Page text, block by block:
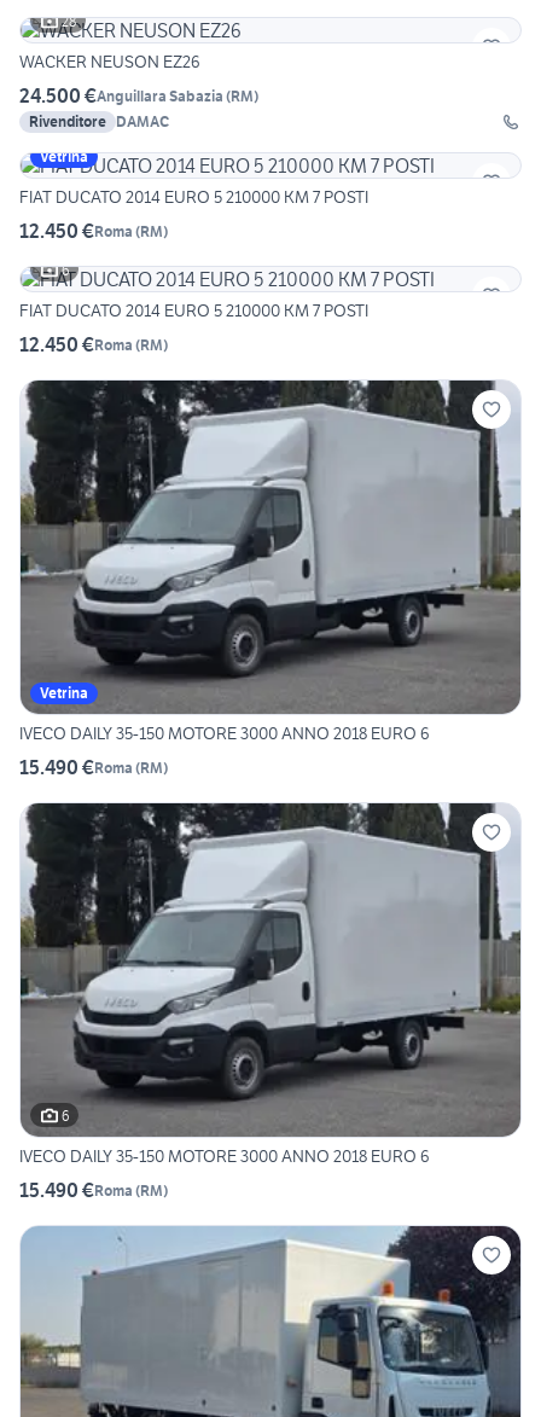
28
WACKER NEUSON EZ26
24.500 €Anguillara Sabazia (RM)
Rivenditore DAMAC
Vetrina
FIAT DUCATO 2014 EURO 5 210000 KM 7 POSTI
12.450 €Roma (RM)
6
FIAT DUCATO 2014 EURO 5 210000 KM 7 POSTI
12.450 €Roma (RM)
Vetrina
IVECO DAILY 35-150 MOTORE 3000 ANNO 2018 EURO 6
15.490 €Roma (RM)
6
IVECO DAILY 35-150 MOTORE 3000 ANNO 2018 EURO 6
15.490 €Roma (RM)